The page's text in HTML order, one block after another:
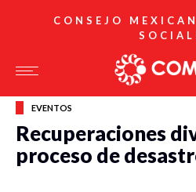
CONSEJO
EVENTOS
Recuperaciones
proceso de